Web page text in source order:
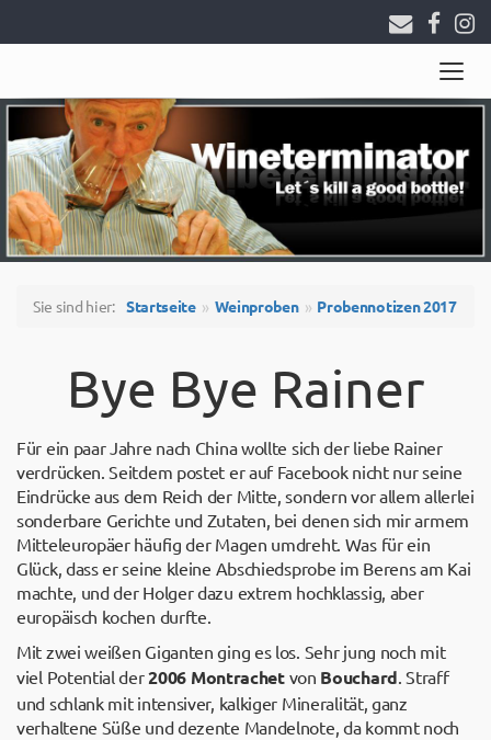
Sie sind hier: Startseite Weinproben Probennotizen 2017
Bye Bye Rainer
Für ein paar Jahre nach China wollte sich der liebe Rainer
verdrücken. Seitdem postet er auf Facebook nicht nur seine
Eindrücke aus dem Reich der Mitte, sondern vor allem allerlei
sonderbare Gerichte und Zutaten, bei denen sich mir armem
Mitteleuropäer häufig der Magen umdreht. Was für ein
Glück, dass er seine kleine Abschiedsprobe im Berens am Kai
machte, und der Holger dazu extrem hochklassig, aber
europäisch kochen durfte.
Mit zwei weißen Giganten ging es los. Sehr jung noch mit
viel Potential der2006 Montrachetvon Bouchard. Straff
und schlank mit intensiver, kalkiger Mineralität, ganz
verhaltene Süße und dezente Mandelnote, da kommt noch